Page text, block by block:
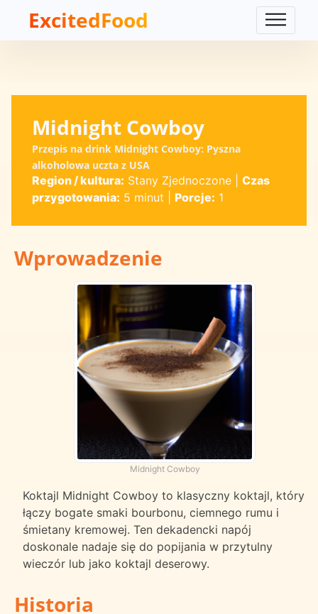
ExcitedFood
Midnight Cowboy
Przepis na drink Midnight Cowboy: Pyszna
alkoholowa uczta z USA
Region / kultura: Stany Zjednoczone| Czas
przygotowania: 5 minut Porcje: 1
Wprowadzenie
Midnight Cowboy
Koktajl Midnight Cowboy to klasyczny koktajl, który
łączy bogate smaki bourbonu, ciemnego rumu i
śmietany kremowej. Ten dekadencki napój
doskonale nadaje się do popijania w przytulny
wieczór lub jako koktajl deserowy.
Historia